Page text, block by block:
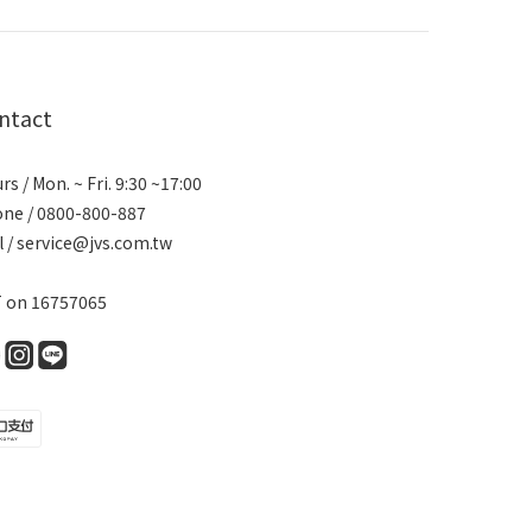
/ Mon. ~ Fri. 9:30 ~17:00
/ 0800-800-887
/ service@jvs.com.tw
on 16757065